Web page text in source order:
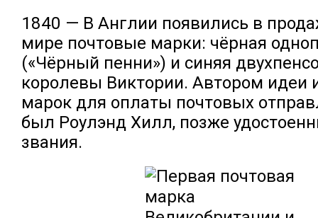
1840 — В Англии появились в
мире почтовые марки: чёрная
(«Чёрный пенни») и синяя
королевы Виктории. Автором идеи
марок для оплаты почтовых
был Роулэнд Хилл, позже
звания.